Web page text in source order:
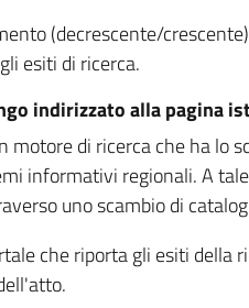
(decrescente/
esiti di ricerca.
indirizzato alla pagina
motore di ricerca che ha
informativi regionali. A
uno scambio di
che riporta gli esiti